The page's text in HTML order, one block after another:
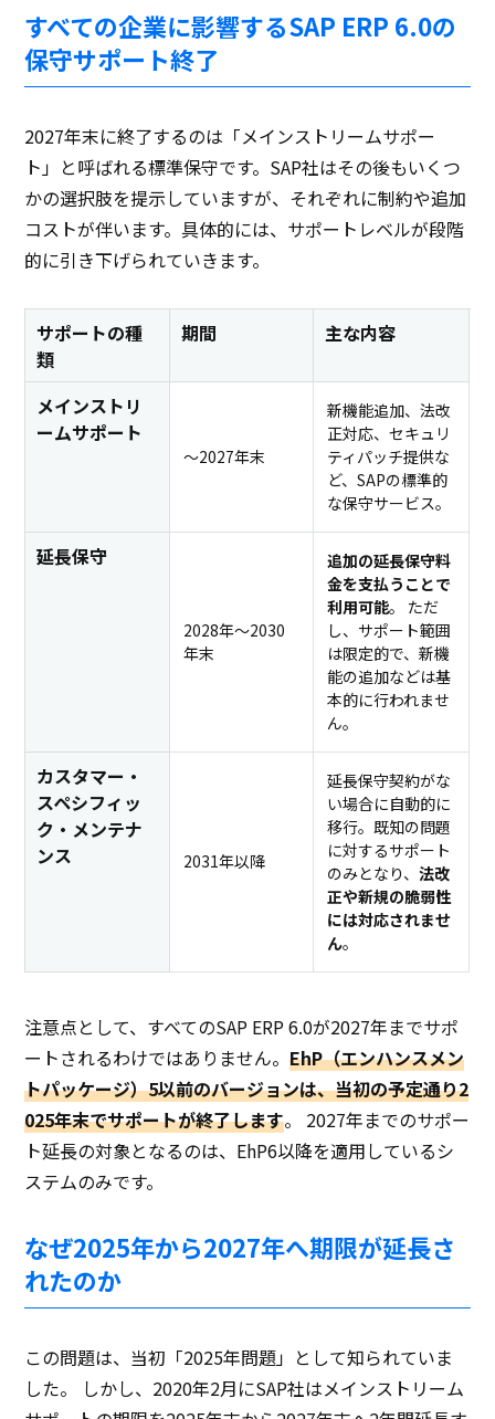
すべての企業に影響するSAP ERP 6.0の
保守サポート終了
2027年末に終了するのは「メインストリームサポー
ト」と呼ばれる標準保守です。SAP社はその後もいくつ
かの選択肢を提示していますが、それぞれに制約や追加
コストが伴います。具体的には、サポートレベルが段階
的に引き下げられていきます。
サポートの種
類
期間 主な内容
メインストリ
ームサポート
〜2027年末
新機能追加、法改
正対応、セキュリ
ティパッチ提供な
ど、SAPの標準的
な保守サービス。
延長保守
2028年〜2030
年末
追加の延長保守料
金を支払うことで
利用可能。 ただ
し、サポート範囲
は限定的で、新機
能の追加などは基
本的に行われませ
ん。
カスタマー・
スペシフィッ
ク・メンテナ
ンス
2031年以降
延長保守契約がな
い場合に自動的に
移行。既知の問題
に対するサポート
のみとなり、法改
正や新規の脆弱性
には対応されませ
ん。
注意点として、すべてのSAP ERP 6.0が2027年までサポ
ートされるわけではありません。EhP（エンハンスメン
トパッケージ）5以前のバージョンは、当初の予定通り2
025年末でサポートが終了します。 2027年までのサポー
ト延長の対象となるのは、EhP6以降を適用しているシ
ステムのみです。
なぜ2025年から2027年へ期限が延長さ
れたのか
この問題は、当初「2025年問題」として知られていま
した。 しかし、2020年2月にSAP社はメインストリーム